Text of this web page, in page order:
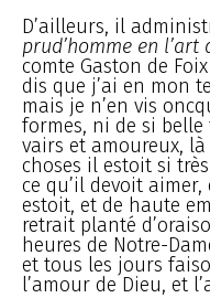
D’ailleurs, il
prud’homme en l’art
comte Gaston de
dis que j’ai en mon
mais je n’en vis
formes, ni de si
vairs et amoureux,
choses il estoit si
ce qu’il devoit
estoit, et de haute
retrait planté
heures de Notre-
et tous les jours
l’amour de Dieu, et